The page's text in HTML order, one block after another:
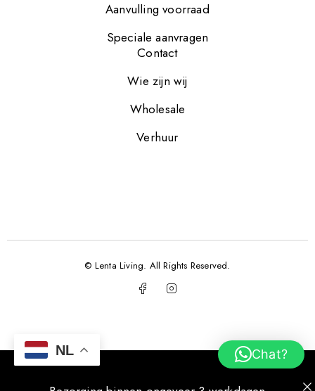
Aanvulling voorraad
Speciale aanvragen
Contact
Wie zijn wij
Wholesale
Verhuur
© Lenta Living. All Rights Reserved.
NL Chat?